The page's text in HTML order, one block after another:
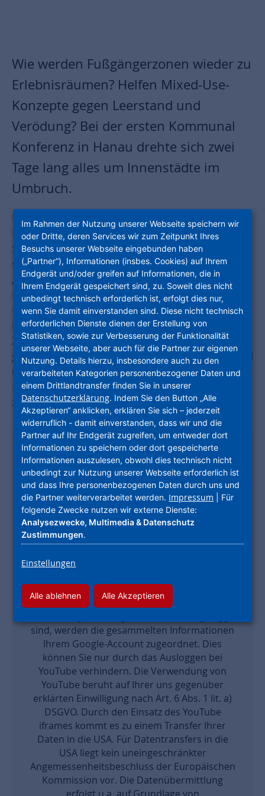
Wie werden Fußgängerzonen wieder zu
Erlebnisräumen? Helfen Mixed-Use-
Konzepte gegen Leerstand und
Verödung? Bei der ersten Kommunal
Konferenz in Hanau drehte sich zwei
Tage lang alles um Innenstädte im
Umbruch.
Ende März fand in Hanau die erste gemeinsame
Kommunal Konferenz des German Council of
Shopping Places und der Brüder-Grimm-Stadt
statt. An zwei Tagen standen unter dem Titel
„Transformationsraum Innenstadt – Kaufhäuser,
Innenstadtimmobilien und Center im Umbruch“
Beispiele und Strategien zur
immobilienwirtschaftlichen Neuausrichtung der
Zentren im Fokus. Wie sich der Wandel
gestalten lässt, welche Prozesse dafür nötig sind
und wie Einzelhandelsperspektiven für
Kommunen aussehen könnten, zeigten
zahlreiche Vorträge und Diskussionen.
Möchten Sie vonYoutube
bereitgestellte externe Inhalte laden?
Das YouTube iframe haben wir eingebettet,
um Ihnen auf unserer Website das Abspielen
von uns ausgewählten Videos zu ermöglichen,
die auf YouTube gehostet werden. Hierbei wird
auch Ihre IP-Adresse an YouTube übertragen.
Bei jedem Aufruf einer Unterseite unserer
eingesetzt wird, kann YouTube nachvollziehen,
dass Sie diese Unterseite besucht haben.
sind, werden die gesammelten Informationen
Ihrem Google-Account zugeordnet. Dies
können Sie nur durch das Ausloggen bei
YouTube verhindern. Die Verwendung von
YouTube beruht auf Ihrer uns gegenüber
erklärten Einwilligung nach Art. 6 Abs. 1 lit. a)
DSGVO. Durch den Einsatz des YouTube
iframes kommt es zu einem Transfer Ihrer
Daten in die USA. Für Datentransfers in die
USA liegt kein uneingeschränkter
Angemessenheitsbeschluss der Europäischen
Kommission vor. Die Datenübermittlung
Im Rahmen der Nutzung unserer Webseite speichern wir
oder Dritte, deren Services wir zum Zeitpunkt Ihres
Besuchs unserer Webseite eingebunden haben
(„Partner“), Informationen (insbes. Cookies) auf Ihrem
Endgerät und/oder greifen auf Informationen, die in
Ihrem Endgerät gespeichert sind, zu. Soweit dies nicht
unbedingt technisch erforderlich ist, erfolgt dies nur,
wenn Sie damit einverstanden sind. Diese nicht technisch
erforderlichen Dienste dienen der Erstellung von
Statistiken, sowie zur Verbesserung der Funktionalität
unserer Webseite, aber auch für die Partner zur eigenen
Nutzung. Details hierzu, insbesondere auch zu den
verarbeiteten Kategorien personenbezogener Daten und
einem Drittlandtransfer finden Sie in unserer
Datenschutzerklärung. Indem Sie den Button „Alle
Akzeptieren“ anklicken, erklären Sie sich – jederzeit
widerruflich - damit einverstanden, dass wir und die
Partner auf Ihr Endgerät zugreifen, um entweder dort
Informationen zu speichern oder dort gespeicherte
Informationen auszulesen, obwohl dies technisch nicht
unbedingt zur Nutzung unserer Webseite erforderlich ist
und dass Ihre personenbezogenen Daten durch uns und
die Partner weiterverarbeitet werden. Impressum | Für
folgende Zwecke nutzen wir externe Dienste:
Analysezwecke, Multimedia & Datenschutz
Zustimmungen.
Einstellungen
Alle ablehnen Alle Akzeptieren